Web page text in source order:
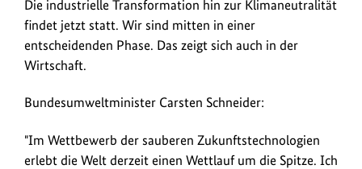
Wir
sind
mitten
in
entscheidenden
Das
zeigt
Die industrielle Transformation hin zur Klimaneutralität
findet jetzt statt. Wir sind mitten in einer
entscheidenden Phase. Das zeigt sich auch in der
Wirtschaft.
Bundesumweltminister Carsten Schneider:
"Im Wettbewerb der sauberen Zukunftstechnologien
erlebt die Welt derzeit einen Wettlauf um die Spitze. Ich